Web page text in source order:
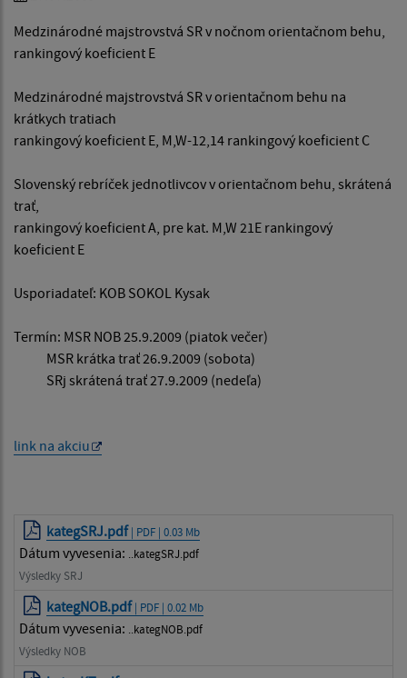
Medzinárodné majstrovstvá SR v nočnom orientačnom behu,
rankingový koeficient E
Medzinárodné majstrovstvá SR v orientačnom behu na
krátkych tratiach
rankingový koeficient E, M,W-12,14 rankingový koeficient C
Slovenský rebríček jednotlivcov v orientačnom behu, skrátená
trať,
rankingový koeficient A, pre kat. M,W 21E rankingový
koeficient E
Usporiadateľ: KOB SOKOL Kysak
Termín: MSR NOB 25.9.2009 (piatok večer)
MSR krátka trať 26.9.2009 (sobota)
SRj skrátená trať 27.9.2009 (nedeľa)
link na akciu
kategSRJ.pdf | PDF | 0.03 Mb
Dátum vyvesenia:
..kategSRJ.pdf
Výsledky SRJ
kategNOB.pdf | PDF | 0.02 Mb
Dátum vyvesenia:
..kategNOB.pdf
Výsledky NOB